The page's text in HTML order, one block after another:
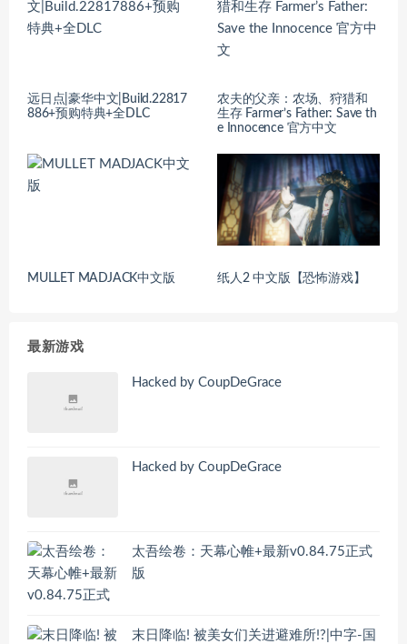
远日点|豪华中文|Build.22817
886+预购特典+全DLC
农夫的父亲：农场、狩猎和
生存 Farmer’s Father: Save th
e Innocence 官方中文
MULLET MADJACK中文版 纸人2 中文版【恐怖游戏】
最新游戏
Hacked by CoupDeGrace
Hacked by CoupDeGrace
太吾绘卷：天幕心帷+最新v0.84.75正式
版
末日降临! 被美女们关进避难所!?|中字-国